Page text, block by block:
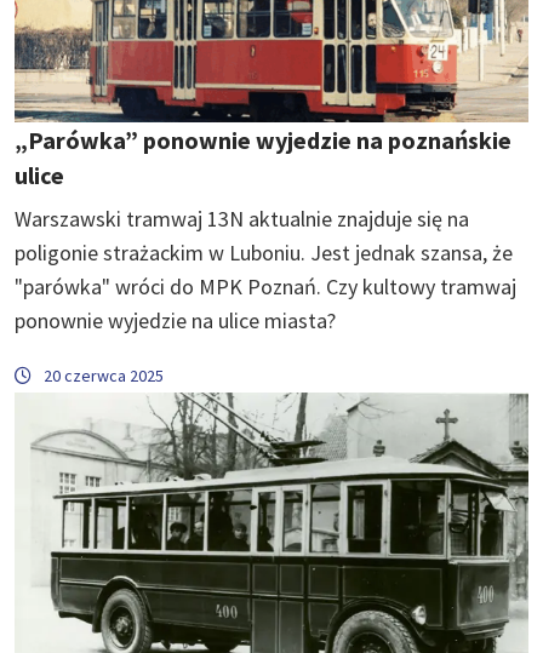
„Parówka” ponownie wyjedzie na poznańskie
ulice
Warszawski tramwaj 13N aktualnie znajduje się na
poligonie strażackim w Luboniu. Jest jednak szansa, że
"parówka" wróci do MPK Poznań. Czy kultowy tramwaj
ponownie wyjedzie na ulice miasta?
20 czerwca 2025